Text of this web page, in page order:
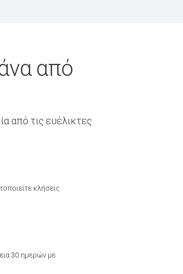
από
από τις ευέλικτες
κλήσεις
30 ημερών με